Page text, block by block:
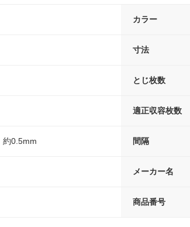
カラー
寸法
とじ枚数
適正収容枚数
約0.5mm 間隔
メーカー名
商品番号